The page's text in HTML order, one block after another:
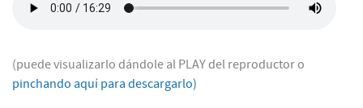
(puede visualizarlo dándole al PLAY del reproductor o
pinchando aquí para descargarlo)